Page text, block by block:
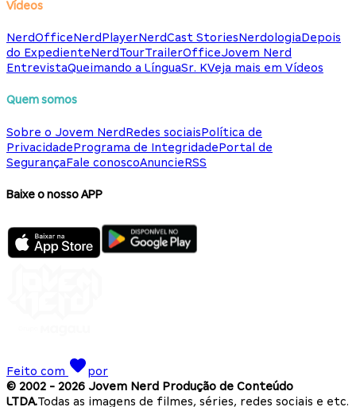
Vídeos
NerdOfficeNerdPlayerNerdCast StoriesNerdologiaDepois
do ExpedienteNerdTourTrailerOfficeJovem Nerd
EntrevistaQueimando a LínguaSr. KVeja mais em Vídeos
Quem somos
Sobre o Jovem NerdRedes sociaisPolítica de
PrivacidadePrograma de IntegridadePortal de
SegurançaFale conoscoAnuncieRSS
Baixe o nosso APP
Feito com
por
© 2002 - 2026 Jovem Nerd Produção de Conteúdo
LTDA.Todas as imagens de filmes, séries, redes sociais e etc.